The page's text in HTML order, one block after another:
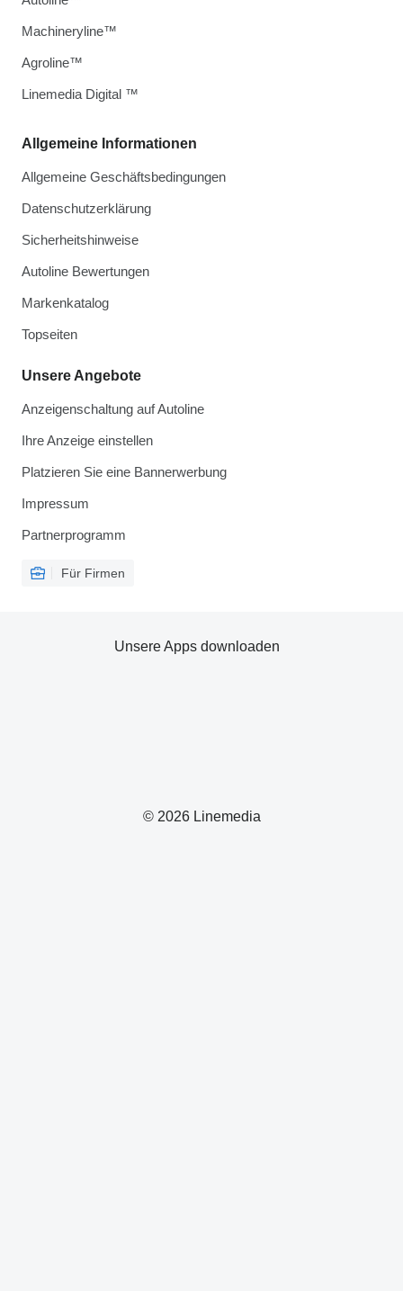
Allgemeine Informationen
Allgemeine Geschäftsbedingungen
Datenschutzerklärung
Sicherheitshinweise
Autoline Bewertungen
Markenkatalog
Topseiten
Unsere Angebote
Anzeigenschaltung auf Autoline
Ihre Anzeige einstellen
Platzieren Sie eine Bannerwerbung
Impressum
Partnerprogramm
Für Firmen
Machineryline™
Agroline™
Linemedia Digital ™
© 2026 Linemedia
Unsere Apps downloaden